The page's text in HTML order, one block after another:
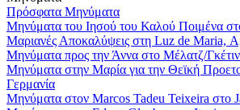
Πρόσφατα Μηνύματα
Μηνύματα του Ιησού του Καλού Ποιμένα
Μαριανές Αποκαλύψεις στη Luz de Maria,
Μηνύματα προς την Άννα στο Μέλατζ/
Μηνύματα στην Μαρία για την Θεϊκή
Γερμανία
Μηνύματα στον Marcos Tadeu Teixeira στο